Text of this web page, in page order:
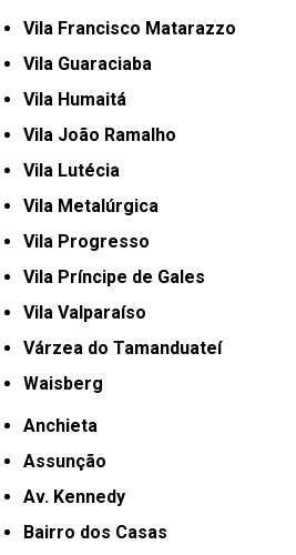
Vila Francisco Matarazzo
Vila Guaraciaba
Vila Humaitá
Vila João Ramalho
Vila Lutécia
Vila Metalúrgica
Vila Progresso
Vila Príncipe de Gales
Vila Valparaíso
Várzea do Tamanduateí
Waisberg
Anchieta
Assunção
Av. Kennedy
Bairro dos Casas